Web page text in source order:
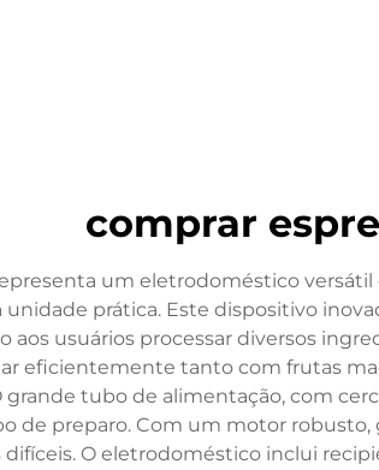
comprar
um eletrodoméstico
prática. Este dispositivo
aos usuários processar diversos
eficientemente tanto com frutas
grande tubo de alimentação, com
de preparo. Com um motor
O eletrodoméstico inclui